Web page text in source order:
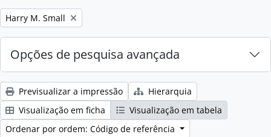
Remove filter:
Harry M. Small
Opções de pesquisa avançada
Previsualizar a impressão
Hierarquia
Visualização em ficha
Visualização em tabela
Ordenar por ordem: Código de referência